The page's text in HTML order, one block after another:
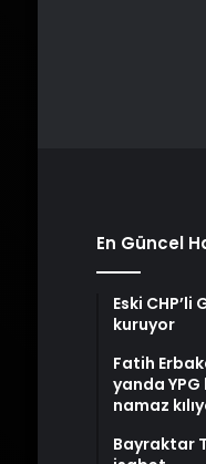
En Güncel
Eski
kuruyor
Fatih
yanda YPG
namaz
Bayraktar